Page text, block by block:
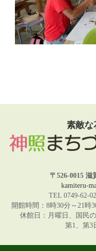
素敵な
〒526-0015 滋
kamiteru-
TEL 0749-62-
開館時間：8時30分～21
休館日：月曜日、国民
第1、第3